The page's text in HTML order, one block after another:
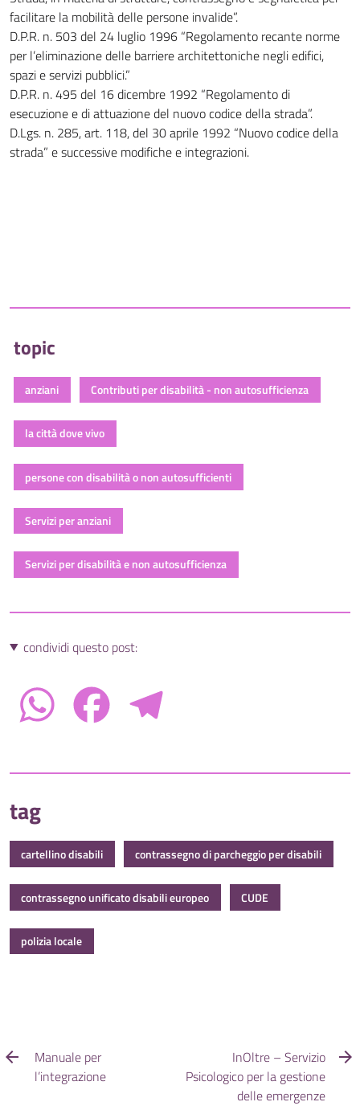
facilitare la mobilità delle persone invalide”.
D.P.R. n. 503 del 24 luglio 1996 “Regolamento recante norme
per l’eliminazione delle barriere architettoniche negli edifici,
spazi e servizi pubblici.”
D.P.R. n. 495 del 16 dicembre 1992 “Regolamento di
esecuzione e di attuazione del nuovo codice della strada”.
D.Lgs. n. 285, art. 118, del 30 aprile 1992 “Nuovo codice della
strada” e successive modifiche e integrazioni.
topic
anziani Contributi per disabilità - non autosufficienza
la città dove vivo
persone con disabilità o non autosufficienti
Servizi per anziani
Servizi per disabilità e non autosufficienza
condividi questo post:
WhatsApp Facebook
tag
cartellino disabili contrassegno di parcheggio per disabili
contrassegno unificato disabili europeo CUDE
polizia locale
Manuale per
l’integrazione
InOltre – Servizio
Psicologico per la gestione
delle emergenze